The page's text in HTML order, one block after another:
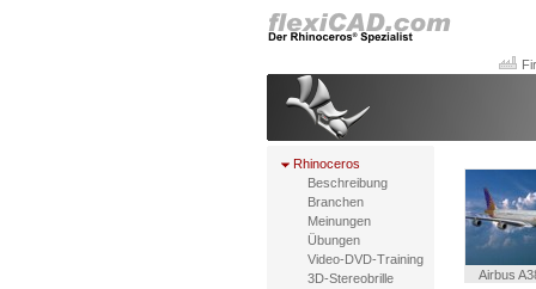
Rhinoceros
Beschreibung
Branchen
Meinungen
Übungen
Video-DVD-Training
3D-Stereobrille
Airbus